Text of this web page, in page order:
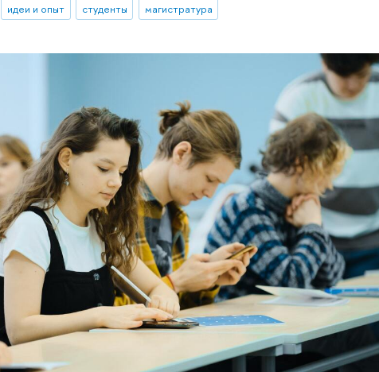
идеи и опыт студенты магистратура